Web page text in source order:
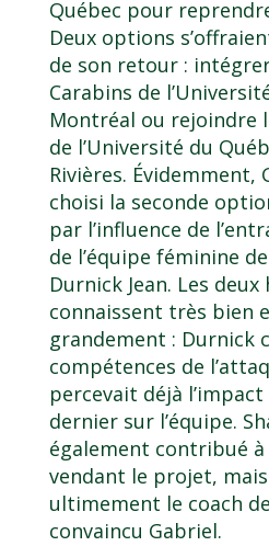
Québec pour
Deux options
de son retour :
Carabins de
Montréal ou rejoindre
de l’Université du
Rivières. Évidemment,
choisi la seconde
par l’influence de
de l’équipe féminine
Durnick Jean. Les deux
connaissent très bien
grandement : Durnick
compétences de
percevait déjà l’impact
dernier sur l’équipe.
également contribué à
vendant le projet, mais
ultimement le coach
convaincu Gabriel.